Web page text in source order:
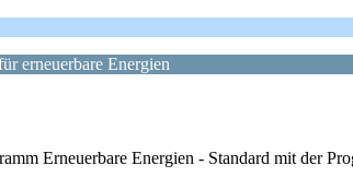
erneuerbare Energien
Erneuerbare Energien - Standard mit der